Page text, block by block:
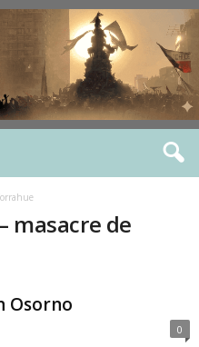
masacre de
Osorno
0